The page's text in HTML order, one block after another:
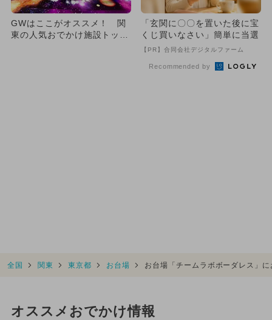
GWはここがオススメ！ 関
東の人気おでかけ施設トップ
「玄関に〇〇を置いた後に宝
くじ買いなさい」簡単に当選
【PR】合同会社デジタルファーム
Recommended by
全国 関東 東京都 お台場 お台場「チームラボボーダレス」
オススメおでかけ情報